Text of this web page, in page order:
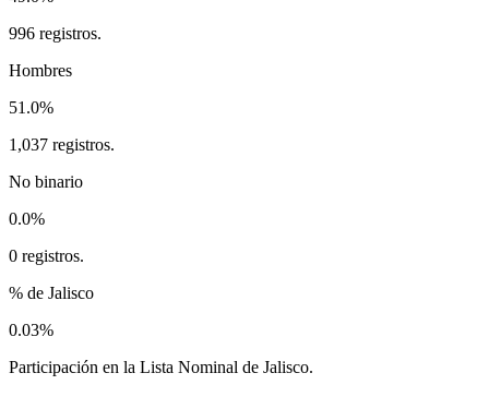
996 registros.
Hombres
51.0%
1,037 registros.
No binario
0.0%
0 registros.
% de Jalisco
0.03%
Participación en la Lista Nominal de Jalisco.